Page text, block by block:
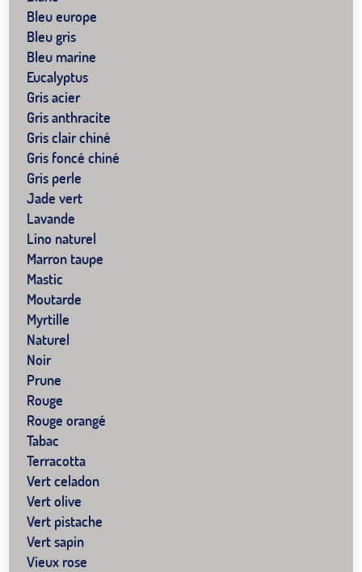
Bleu europe
Bleu gris
Bleu marine
Eucalyptus
Gris acier
Gris anthracite
Gris clair chiné
Gris foncé chiné
Gris perle
Jade vert
Lavande
Lino naturel
Marron taupe
Mastic
Moutarde
Myrtille
Naturel
Noir
Prune
Rouge
Rouge orangé
Tabac
Terracotta
Vert celadon
Vert olive
Vert pistache
Vert sapin
Vieux rose